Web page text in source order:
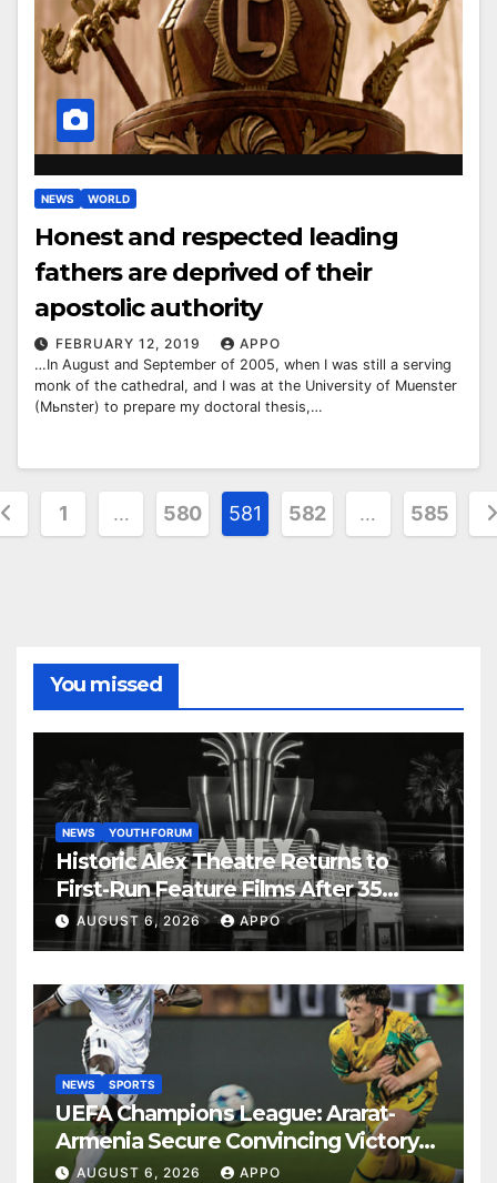
NEWS WORLD
Honest and respected leading
fathers are deprived of their
apostolic authority
FEBRUARY 12, 2019
APPO
…In August and September of 2005, when I was still a serving
monk of the cathedral, and I was at the University of Muenster
(Mьnster) to prepare my doctoral thesis,…
1 … 580 581 582 … 585
You missed
NEWS YOUTH FORUM
Historic Alex Theatre Returns to
First-Run Feature Films After 35
Years
AUGUST 6, 2026 APPO
NEWS SPORTS
UEFA Champions League: Ararat-
Armenia Secure Convincing Victory
Over Shamrock Rovers 2-0
AUGUST 6, 2026 APPO